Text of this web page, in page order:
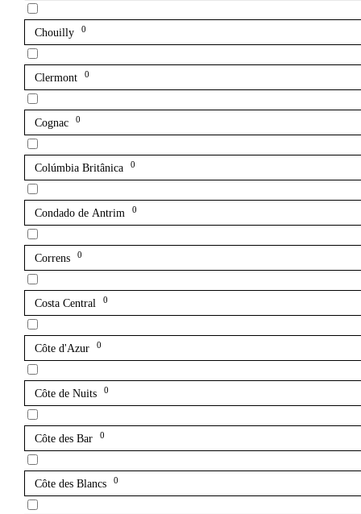
Chouilly 0
Clermont 0
Cognac 0
Colúmbia Britânica 0
Condado de Antrim 0
Correns 0
Costa Central 0
Côte d'Azur 0
Côte de Nuits 0
Côte des Bar 0
Côte des Blancs 0